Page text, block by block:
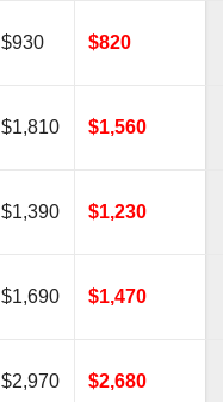
$930 $820
$1,810 $1,560
$1,390 $1,230
$1,690 $1,470
$2,970 $2,680